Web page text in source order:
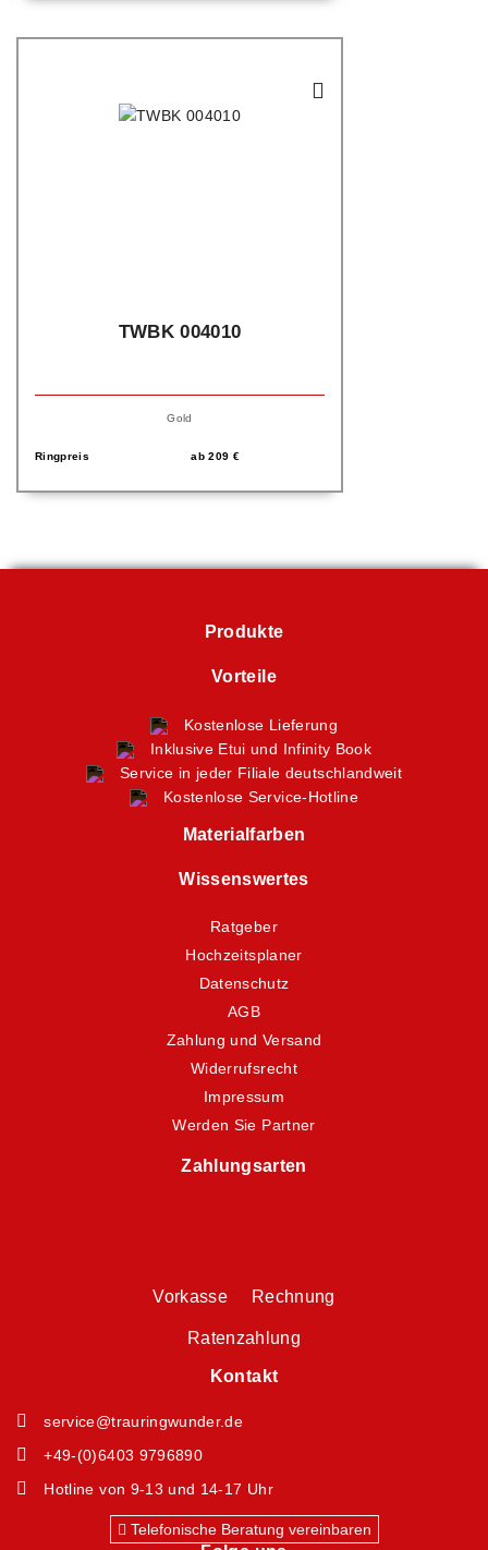
TWBK 004010
Gold
Ringpreis ab209 €
Produkte
Vorteile
Kostenlose Lieferung
Inklusive Etui und Infinity Book
Service in jeder Filiale deutschlandweit
Kostenlose Service-Hotline
Materialfarben
Wissenswertes
Ratgeber
Hochzeitsplaner
Datenschutz
AGB
Zahlung und Versand
Widerrufsrecht
Impressum
Werden Sie Partner
Zahlungsarten
Vorkasse Rechnung
Ratenzahlung
Kontakt
service@trauringwunder.de
+49-(0)6403 9796890
Hotline von 9-13 und 14-17 Uhr
Telefonische Beratung vereinbaren